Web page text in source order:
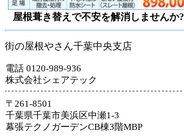
屋根葺き替えで不安を解消しませんか?
街の屋根やさん千葉中央支店
電話 0120-989-936
株式会社シェアテック
〒261-8501
千葉県千葉市美浜区中瀬1-3
幕張テクノガーデンCB棟3階MBP